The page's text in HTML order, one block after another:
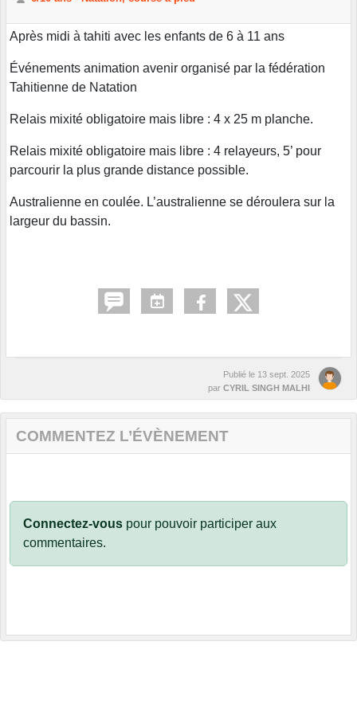
Après midi à tahiti avec les enfants de 6 à 11 ans
Événements animation avenir organisé par la fédération
Tahitienne de Natation
Relais mixité obligatoire mais libre : 4 x 25 m planche.
Relais mixité obligatoire mais libre : 4 relayeurs, 5’ pour
parcourir la plus grande distance possible.
Australienne en coulée. L’australienne se déroulera sur la
largeur du bassin.
Publié le 13 sept. 2025
par CYRIL SINGH MALHI
COMMENTEZ L’ÉVÈNEMENT
Connectez-vous pour pouvoir participer aux
commentaires.